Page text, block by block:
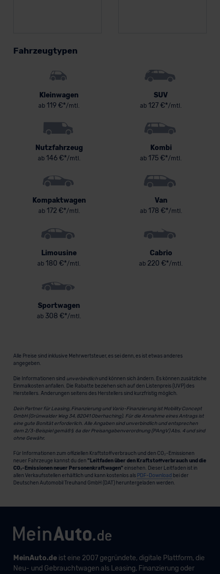
Fahrzeugtypen
Kleinwagen
ab 119 €*/mtl.
SUV
ab 127 €*/mtl.
Nutzfahrzeug
ab146 €*/mtl.
Kombi
ab 175 €*/mtl.
Kompaktwagen
ab172 €*/mtl.
Van
ab178 €*/mtl.
Limousine
ab 180 €*/mtl.
Cabrio
ab 220 €*/mtl.
Sportwagen
ab 308 €*/mtl.
Alle Preise sind inklusive Mehrwertsteuer, es sei denn, es ist etwas anderes
angegeben.
Die Informationen sind unverbindlichund können sich ändern. Es können zusätzliche
Einmalkosten anfallen. Die Rabatte beziehen sich auf den Listenpreis (UVP) des
Herstellers. Änderungen seitens des Herstellers sind kurzfristig möglich.
Dein Partner für Leasing, Finanzierung und Vario-Finanzierung ist Mobility Concept
GmbH (Grünwalder Weg 34, 82041 Oberhaching). Für die Annahme eines Antrags ist
eine gute Bonität erforderlich. Alle Angaben sind unverbindlich und entsprechen
dem 2/3-Beispiel gemäß § 6a der Preisangabenverordnung (PAngV) Abs. 4 und sind
ohne Gewähr.
Für Informationen zum offiziellen Kraftstoffverbrauch und den CO₂-Emissionen
neuer Fahrzeuge kannst du den "Leitfaden über den Kraftstoffverbrauch und die
CO₂-Emissionen neuer Personenkraftwagen" einsehen. Dieser Leitfaden ist in
allen Verkaufsstellen erhältlich und kann kostenlos als PDF-Download bei der
Deutschen Automobil Treuhand GmbH (DAT) heruntergeladen werden.
MeinAuto.deist eine 2007 gegründete, digitale Plattform, die
Neu- und Gebrauchtwagen als Leasing, Finanzierung oder